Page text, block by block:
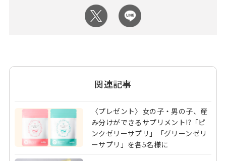
関連記事
〈プレゼント〉女の子・男の子、産
み分けができるサプリメント!?「ピ
ンクゼリーサプリ」「グリーンゼリ
ーサプリ」を各5名様に